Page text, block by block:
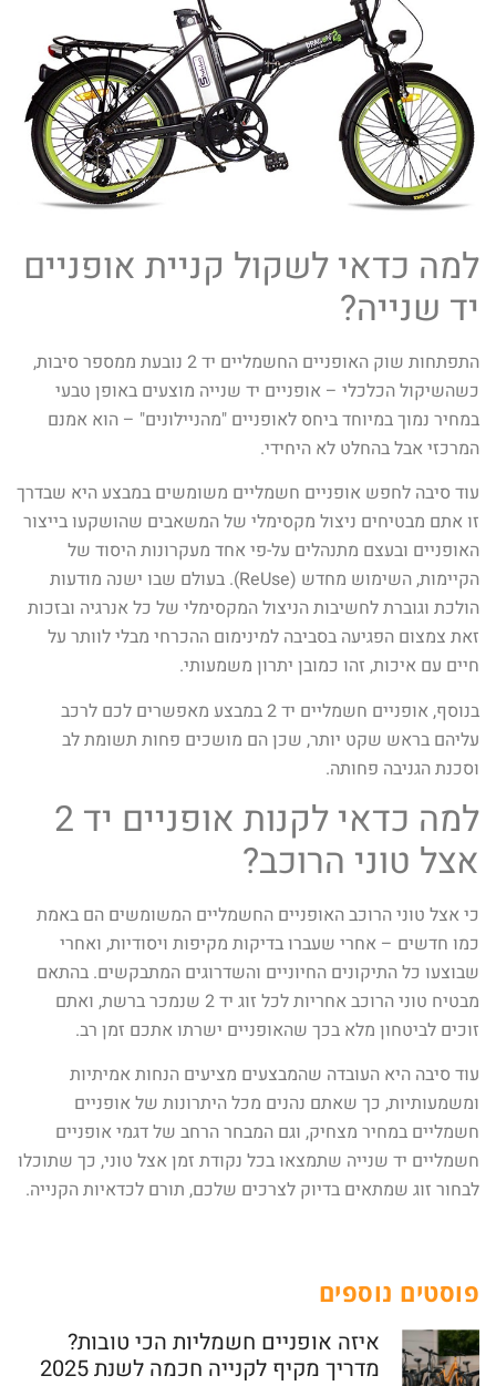
למה כדאי לשקול קניית אופניים
יד שנייה?
התפתחות שוק האופניים החשמליים יד 2 נובעת ממספר סיבות,
כשהשיקול הכלכלי – אופניים יד שנייה מוצעים באופן טבעי
במחיר נמוך במיוחד ביחס לאופניים "מהניילונים" – הוא אמנם
המרכזי אבל בהחלט לא היחידי.
עוד סיבה לחפש אופניים חשמליים משומשים במבצע היא שבדרך
זו אתם מבטיחים ניצול מקסימלי של המשאבים שהושקעו בייצור
האופניים ובעצם מתנהלים על-פי אחד מעקרונות היסוד של
הקיימות, השימוש מחדש (ReUse). בעולם שבו ישנה מודעות
הולכת וגוברת לחשיבות הניצול המקסימלי של כל אנרגיה ובזכות
זאת צמצום הפגיעה בסביבה למינימום ההכרחי מבלי לוותר על
חיים עם איכות, זהו כמובן יתרון משמעותי.
בנוסף, אופניים חשמליים יד 2 במבצע מאפשרים לכם לרכב
עליהם בראש שקט יותר, שכן הם מושכים פחות תשומת לב
וסכנת הגניבה פחותה.
למה כדאי לקנות אופניים יד 2
אצל טוני הרוכב?
כי אצל טוני הרוכב האופניים החשמליים המשומשים הם באמת
כמו חדשים – אחרי שעברו בדיקות מקיפות ויסודיות, ואחרי
שבוצעו כל התיקונים החיוניים והשדרוגים המתבקשים. בהתאם
מבטיח טוני הרוכב אחריות לכל זוג יד 2 שנמכר ברשת, ואתם
זוכים לביטחון מלא בכך שהאופניים ישרתו אתכם זמן רב.
עוד סיבה היא העובדה שהמבצעים מציעים הנחות אמיתיות
ומשמעותיות, כך שאתם נהנים מכל היתרונות של אופניים
חשמליים במחיר מצחיק, וגם המבחר הרחב של דגמי אופניים
חשמליים יד שנייה שתמצאו בכל נקודת זמן אצל טוני, כך שתוכלו
לבחור זוג שמתאים בדיוק לצרכים שלכם, תורם לכדאיות הקנייה.
פוסטים נוספים
איזה אופניים חשמליות הכי טובות?
מדריך מקיף לקנייה חכמה לשנת 2025